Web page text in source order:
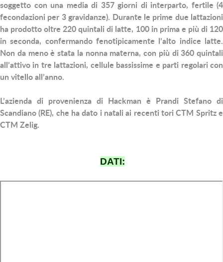
soggetto con una media di 357 giorni di interparto, fertile (4
fecondazioni per 3 gravidanze). Durante le prime due lattazioni
ha prodotto oltre 220 quintali di latte, 100 in prima e più di 120
in seconda, confermando fenotipicamente l’alto indice latte.
Non da meno è stata la nonna materna, con più di 360 quintali
all’attivo in tre lattazioni, cellule bassissime e parti regolari con
un vitello all’anno.
L’azienda di provenienza di Hackman è Prandi Stefano di
Scandiano (RE), che ha dato i natali ai recenti tori CTM Spritz e
CTM Zelig.
DATI: